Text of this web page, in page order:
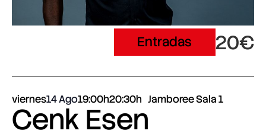
Entradas 20€
viernes14 Ago19:00h20:30h Jamboree Sala 1
Cenk Esen